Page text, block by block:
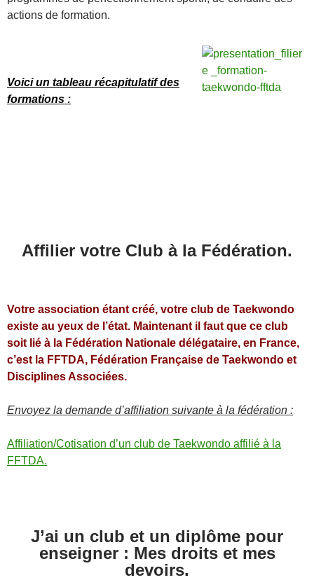
actions de formation.
Voici un tableau récapitulatif des
formations :
Affilier votre Club à la Fédération.
Votre association étant créé, votre club de Taekwondo
existe au yeux de l’état. Maintenant il faut que ce club
soit lié à la Fédération Nationale délégataire, en France,
c’est la FFTDA, Fédération Française de Taekwondo et
Disciplines Associées.
Envoyez la demande d’affiliation suivante à la fédération :
Affiliation/Cotisation d’un club de Taekwondo affilié à la
FFTDA.
J’ai un club et un diplôme pour
enseigner : Mes droits et mes
devoirs.